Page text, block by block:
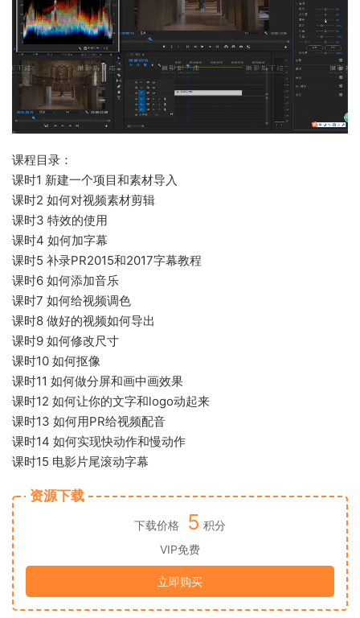
课程目录：
课时1 新建一个项目和素材导入
课时2 如何对视频素材剪辑
课时3 特效的使用
课时4 如何加字幕
课时5 补录PR2015和2017字幕教程
课时6 如何添加音乐
课时7 如何给视频调色
课时8 做好的视频如何导出
课时9 如何修改尺寸
课时10 如何抠像
课时11 如何做分屏和画中画效果
课时12 如何让你的文字和logo动起来
课时13 如何用PR给视频配音
课时14 如何实现快动作和慢动作
课时15 电影片尾滚动字幕
资源下载
下载价格 5 积分
VIP免费
立即购买